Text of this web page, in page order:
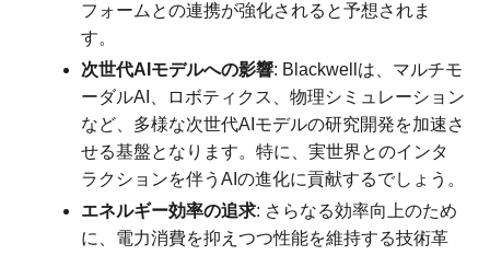
フォームとの連携が強化されると予想されま
す。
次世代AIモデルへの影響: Blackwellは、マルチモ
ーダルAI、ロボティクス、物理シミュレーション
など、多様な次世代AIモデルの研究開発を加速さ
せる基盤となります。特に、実世界とのインタ
ラクションを伴うAIの進化に貢献するでしょう。
エネルギー効率の追求: さらなる効率向上のため
に、電力消費を抑えつつ性能を維持する技術革